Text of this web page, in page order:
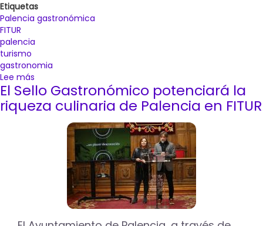
Etiquetas
Palencia gastronómica
FITUR
palencia
turismo
gastronomia
Lee más
'Palencia
Gastronómica’
nace
posicionarse
culinario
referencia
El Sello Gastronómico potenciará la
riqueza culinaria de Palencia en FITUR